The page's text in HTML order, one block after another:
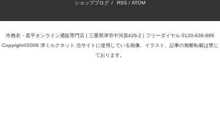
ショップブログ / RSS / ATOM
作務衣・甚平オンライン通販専門店 | 三重県津市中河原426-2 | フリーダイヤル 0120-636-889
Copyright©2006 津ミルクネット.当サイトに使用している画像、イラスト、記事の無断転載は禁じ
ております。